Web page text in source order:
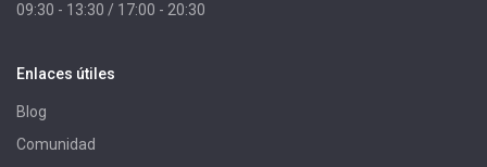
09:30 - 13:30 / 17:00 - 20:30
Enlaces útiles
Blog
Comunidad